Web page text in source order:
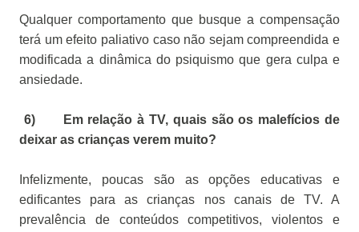
Qualquer comportamento que busque a compensação
terá um efeito paliativo caso não sejam compreendida e
modificada a dinâmica do psiquismo que gera culpa e
ansiedade.
6) Em relação à TV, quais são os malefícios de
deixar as crianças verem muito?
Infelizmente, poucas são as opções educativas e
edificantes para as crianças nos canais de TV. A
prevalência de conteúdos competitivos, violentos e